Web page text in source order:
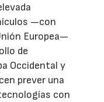
—con
Europea—
de
Occidental y
prever una
con